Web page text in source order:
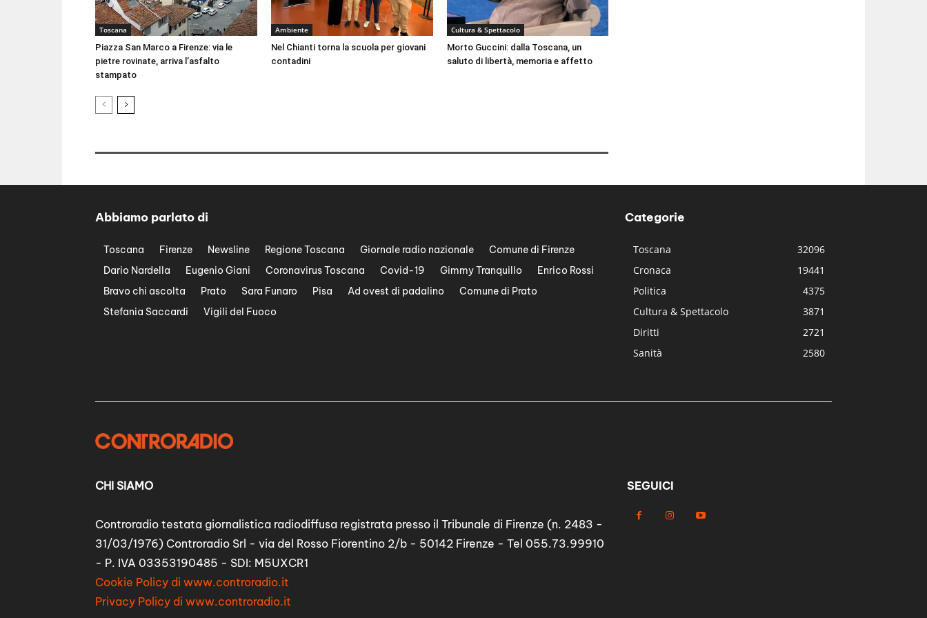
r
a
u
m
i
.
Toscana
Piazza San Marco a Firenze: via le
pietre rovinate, arriva l’asfalto
stampato
Ambiente
Nel Chianti torna la scuola per giovani
contadini
Cultura & Spettacolo
Morto Guccini: dalla Toscana, un
saluto di libertà, memoria e affetto
Abbiamo parlato di
Toscana Firenze Newsline Regione Toscana Giornale radio nazionale
Comune di Firenze
Dario Nardella
Eugenio Giani Coronavirus Toscana Covid-19 Gimmy Tranquillo
Enrico Rossi
Bravo chi ascolta
Prato Sara Funaro Pisa Ad ovest di padalino
Comune di Prato
Stefania Saccardi
Vigili del Fuoco
Categorie
Toscana
32096
Cronaca
19441
Politica
4375
Cultura & Spettacolo
3871
Diritti
2721
Sanità
2580
CHI SIAMO
Controradio testata giornalistica radiodiffusa registrata presso il Tribunale di Firenze (n. 2483 -
31/03/1976) Controradio Srl - via del Rosso Fiorentino 2/b - 50142 Firenze - Tel 055.73.99910
- P. IVA 03353190485 - SDI: M5UXCR1
Cookie Policy di www.controradio.it
Privacy Policy di www.controradio.it
SEGUICI